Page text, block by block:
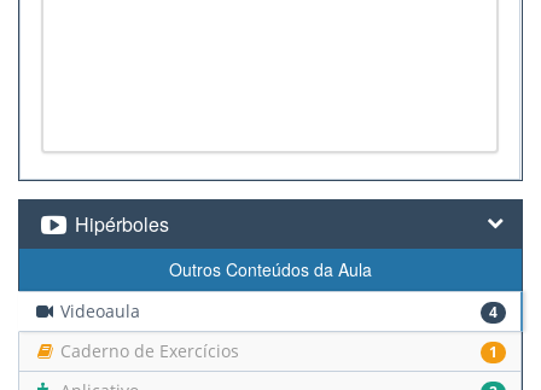
Hipérboles
Outros Conteúdos da Aula
Videoaula 4
Caderno de Exercícios 1